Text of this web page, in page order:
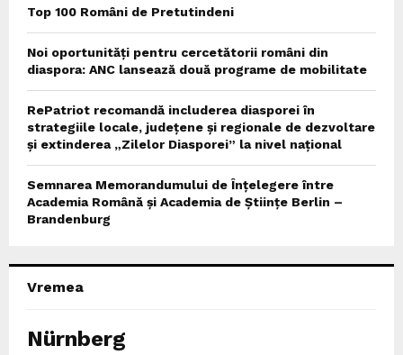
Top 100 Români de Pretutindeni
Noi oportunități pentru cercetătorii români din
diaspora: ANC lansează două programe de mobilitate
RePatriot recomandă includerea diasporei în
strategiile locale, județene și regionale de dezvoltare
și extinderea „Zilelor Diasporei” la nivel național
Semnarea Memorandumului de Înțelegere între
Academia Română și Academia de Științe Berlin –
Brandenburg
Vremea
Nürnberg